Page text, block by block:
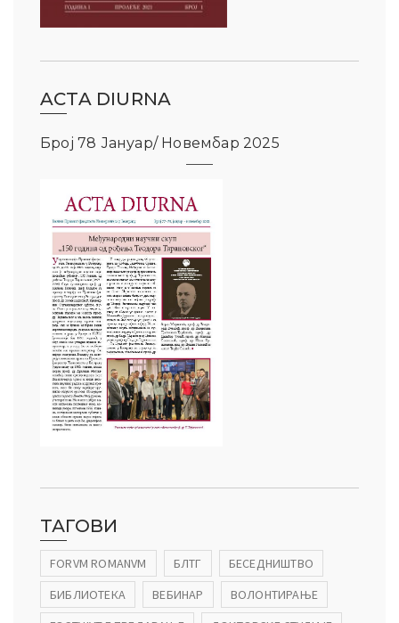
ACTA DIURNA
Број 78 Јануар/ Новембар 2025
ТАГОВИ
FORVM ROMANVM БЛТГ
БЕСЕДНИШТВО
БИБЛИОТЕКА
ВЕБИНАР
ВОЛОНТИРАЊЕ